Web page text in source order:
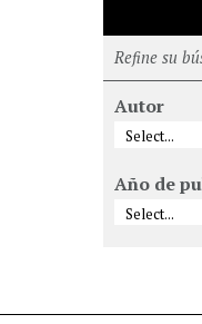
Refine su
Autor
Año de